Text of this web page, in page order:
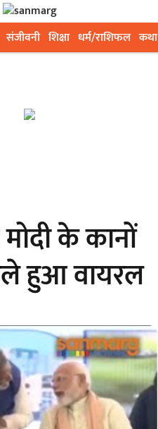
संजीवनी शिक्षा धर्म/राशिफल कथा
के कानों
हुआ वायरल